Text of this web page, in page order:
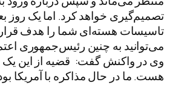
تصمیم‌گیری خواهد کرد. اما یک روز
تاسیسات هسته‌ای شما را هدف قرار
می‌توانید به چنین رئیس‌جمهوری
وی در واکنش گفت: قضیه از این یک
هست. ما در حال مذاکره با آمریکا